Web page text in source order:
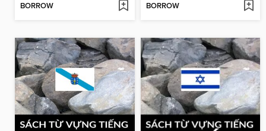
BORROW BORROW